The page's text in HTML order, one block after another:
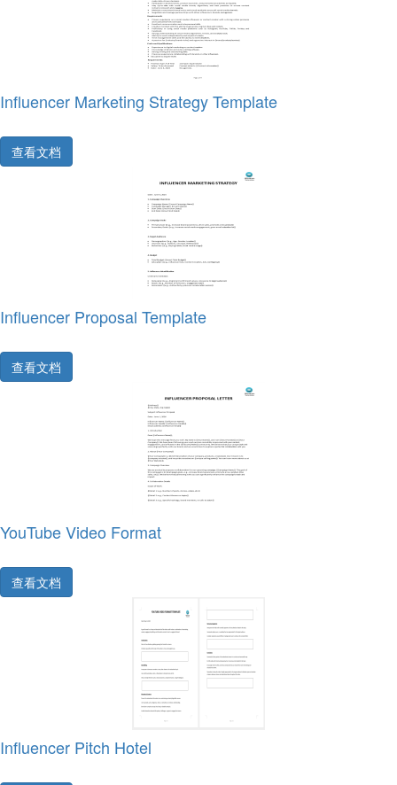
Influencer Marketing Strategy Template
查看文档
Influencer Proposal Template
查看文档
YouTube Video Format
查看文档
Influencer Pitch Hotel